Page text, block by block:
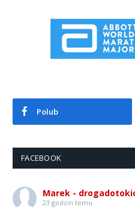
Polub
FACEBOOK
Marek -
23 godzin temu